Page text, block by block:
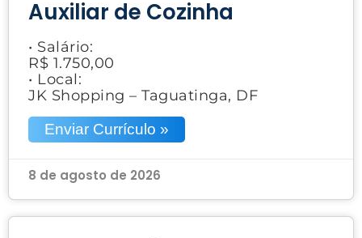
Auxiliar de Cozinha
• Salário:
R$ 1.750,00
• Local:
JK Shopping – Taguatinga, DF
Enviar Currículo »
8 de agosto de 2026